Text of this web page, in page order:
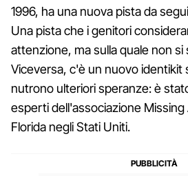
1996, ha una nuova pista da
Una pista che i genitori
attenzione, ma sulla quale non si
Viceversa, c'è un nuovo identikit
nutrono ulteriori speranze: è
esperti dell'associazione
Florida negli Stati Uniti.